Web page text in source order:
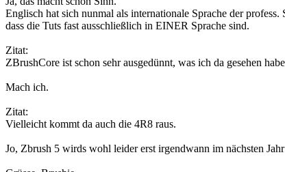
Englisch hat sich nunmal als internationale Sprache der
dass die Tuts fast ausschließlich in EINER Sprache sind.
Zitat:
ZBrushCore ist schon sehr ausgedünnt, was ich da gesehen
Mach ich.
Zitat:
Vielleicht kommt da auch die 4R8 raus.
Jo, Zbrush 5 wirds wohl leider erst irgendwann im nächsten